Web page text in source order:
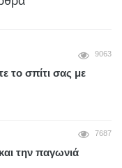
9063
το σπίτι σας με
7687
την παγωνιά